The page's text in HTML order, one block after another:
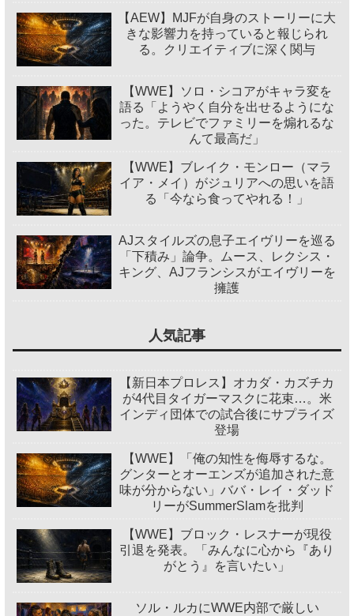
【AEW】MJFが自身のストーリーに大
きな影響力を持っていると報じられ
る。クリエイティブに深く関与
【WWE】ソロ・シコアがキャラ変を
語る「ようやく自分を出せるようにな
った。テレビでファミリーを煽れるな
んて最高だ」
【WWE】ブレイク・モンロー（マラ
イア・メイ）がジュリアへの思いを語
る「今なら食ってやれる！」
AJスタイルズの息子エイヴリーを巡る
「下積み」論争。ムース、レクシス・
キング、AJフランシスがエイヴリーを
擁護
人気記事
【新日本プロレス】オカダ・カズチカ
が4代目タイガーマスクに花束…。米
インディ団体での試合後にサプライズ
登場
【WWE】「俺の知性を侮辱するな。
グンターとオーエンズが追加された意
味が分からない」ババ・レイ・ダッド
リーがSummerSlamを批判
【WWE】ブロック・レスナーが現役
引退を発表。「みんなに心から『あり
がとう』を言いたい」
ソル・ルカにWWE内部で厳しい